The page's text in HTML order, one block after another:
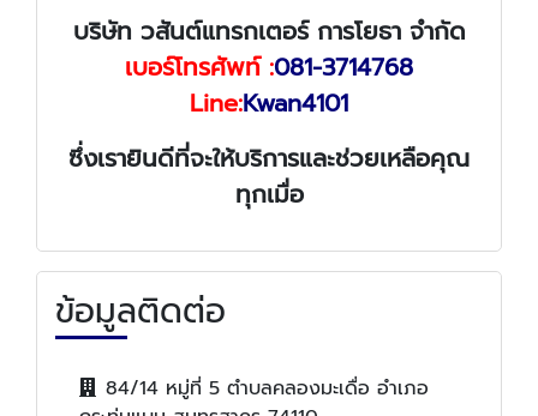
บริษัท วสันต์แทรกเตอร์ การโยธา จำกัด
เบอร์โทรศัพท์ :081-3714768
Line:Kwan4101
ซึ่งเรายินดีที่จะให้บริการและช่วยเหลือคุณ
ทุกเมื่อ
ข้อมูลติดต่อ
84/14 หมู่ที่ 5 ตำบลคลองมะเดื่อ อำเภอ